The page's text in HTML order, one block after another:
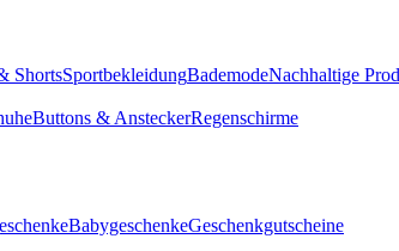
ShortsSportbekleidungBademodeNachhaltige
Buttons & AnsteckerRegenschirme
BabygeschenkeGeschenkgutscheine